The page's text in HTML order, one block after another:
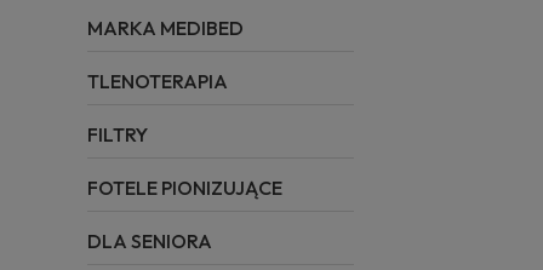
MARKA MEDIBED
TLENOTERAPIA
FILTRY
FOTELE PIONIZUJĄCE
DLA SENIORA